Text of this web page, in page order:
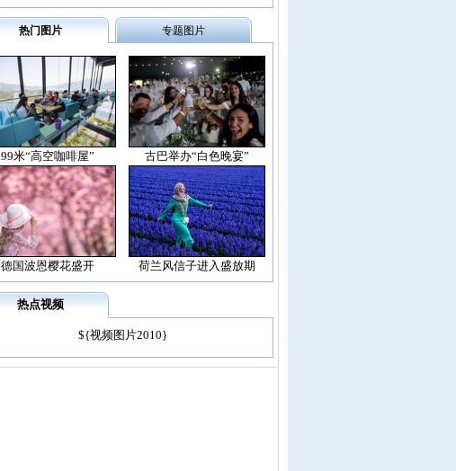
热门图片 专题图片
99米“高空咖啡屋” 古巴举办“白色晚宴”
德国波恩樱花盛开 荷兰风信子进入盛放期
热点视频
${视频图片2010}